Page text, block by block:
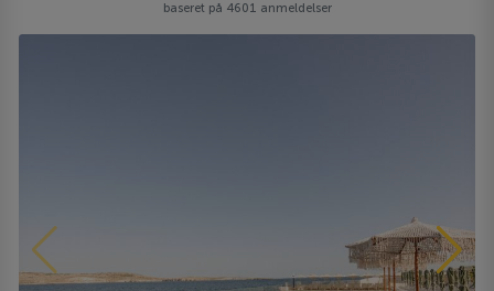
baseret på 4601 anmeldelser